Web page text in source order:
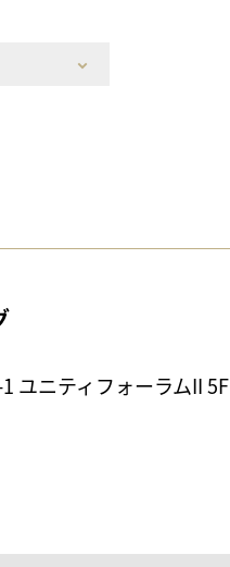
ユニティフォーラムII 5F